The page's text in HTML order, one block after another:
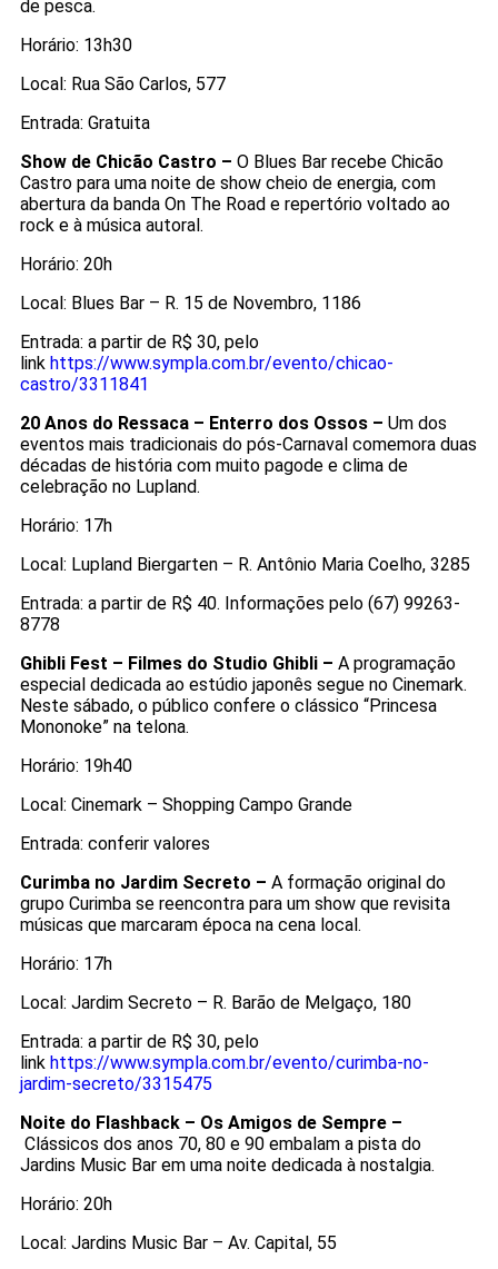
de pesca.
Horário: 13h30
Local: Rua São Carlos, 577
Entrada: Gratuita
Show de Chicão Castro – O Blues Bar recebe Chicão
Castro para uma noite de show cheio de energia, com
abertura da banda On The Road e repertório voltado ao
rock e à música autoral.
Horário: 20h
Local: Blues Bar – R. 15 de Novembro, 1186
Entrada: a partir de R$ 30, pelo
link https://www.sympla.com.br/evento/chicao-
castro/3311841
20 Anos do Ressaca – Enterro dos Ossos – Um dos
eventos mais tradicionais do pós-Carnaval comemora duas
décadas de história com muito pagode e clima de
celebração no Lupland.
Horário: 17h
Local: Lupland Biergarten – R. Antônio Maria Coelho, 3285
Entrada: a partir de R$ 40. Informações pelo (67) 99263-
8778
Ghibli Fest – Filmes do Studio Ghibli – A programação
especial dedicada ao estúdio japonês segue no Cinemark.
Neste sábado, o público confere o clássico “Princesa
Mononoke” na telona.
Horário: 19h40
Local: Cinemark – Shopping Campo Grande
Entrada: conferir valores
Curimba no Jardim Secreto – A formação original do
grupo Curimba se reencontra para um show que revisita
músicas que marcaram época na cena local.
Horário: 17h
Local: Jardim Secreto – R. Barão de Melgaço, 180
Entrada: a partir de R$ 30, pelo
link https://www.sympla.com.br/evento/curimba-no-
jardim-secreto/3315475
Noite do Flashback – Os Amigos de Sempre –
Clássicos dos anos 70, 80 e 90 embalam a pista do
Jardins Music Bar em uma noite dedicada à nostalgia.
Horário: 20h
Local: Jardins Music Bar – Av. Capital, 55